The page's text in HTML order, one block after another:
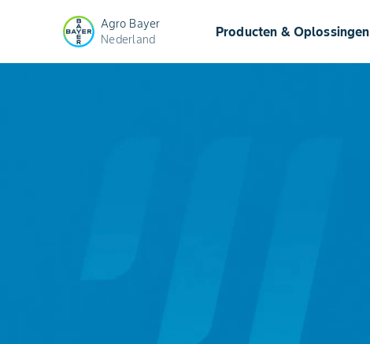
Agro Bayer
Nederland
Producten & Oplossingen